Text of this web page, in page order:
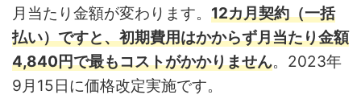
月当たり金額が変わります。 12カ月契約（一括
払い）ですと、初期費用はかからず月当たり金額
4,840円で最もコストがかかりません。2023年
9月15日に価格改定実施です。